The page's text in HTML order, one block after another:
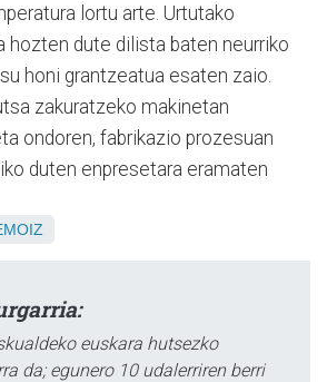
lortu arte. Urtutako
hozten dute dilista baten neurriko
honi grantzeatua esaten zaio.
zakuratzeko makinetan
ondoren, fabrikazio prozesuan
duten enpresetara eramaten
euskara hutsezko
da; egunero 10 udalerriren berri